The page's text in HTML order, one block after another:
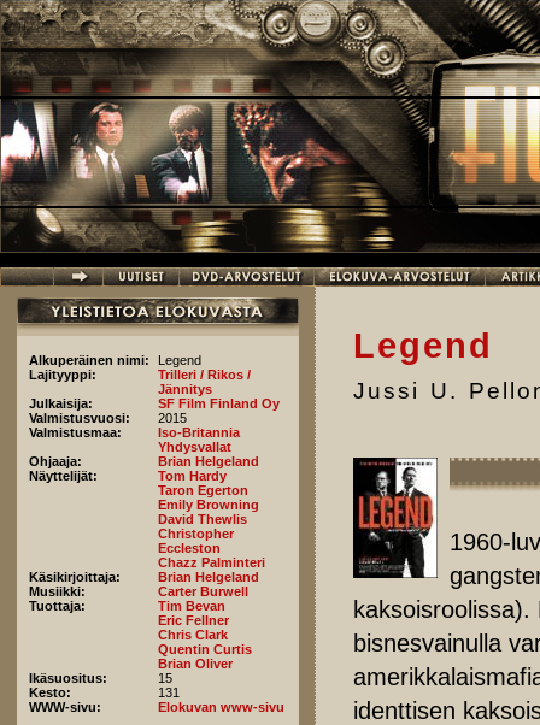
Hyppää pääsisältöön
Alkuperäinen nimi:
Legend
Lajityyppi:
Trilleri / Rikos /
Jännitys
Julkaisija:
SF Film Finland Oy
Valmistusvuosi:
2015
Valmistusmaa:
Iso-Britannia
Yhdysvallat
Ohjaaja:
Brian Helgeland
Näyttelijät:
Tom Hardy
Taron Egerton
Emily Browning
David Thewlis
Christopher
Eccleston
Chazz Palminteri
Käsikirjoittaja:
Brian Helgeland
Musiikki:
Carter Burwell
Tuottaja:
Tim Bevan
Eric Fellner
Chris Clark
Quentin Curtis
Brian Oliver
Ikäsuositus:
15
Kesto:
131
WWW-sivu:
Elokuvan www-sivu
Legend
Jussi U.
1960-
bisnesvainulla
identtisen